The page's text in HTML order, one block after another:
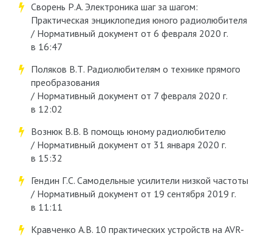
Сворень Р.А. Электроника шаг за шагом:
Практическая энциклопедия юного радиолюбителя
/ Нормативный документ от 6 февраля 2020 г.
в 16:47
Поляков В.Т. Радиолюбителям о технике прямого
преобразования
/ Нормативный документ от 7 февраля 2020 г.
в 12:02
Вознюк В.В. В помощь юному радиолюбителю
/ Нормативный документ от 31 января 2020 г.
в 15:32
Гендин Г.С. Самодельные усилители низкой частоты
/ Нормативный документ от 19 сентября 2019 г.
в 11:11
Кравченко А.В. 10 практических устройств на AVR-